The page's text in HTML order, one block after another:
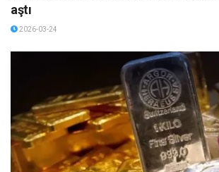
aştı
2026-03-24